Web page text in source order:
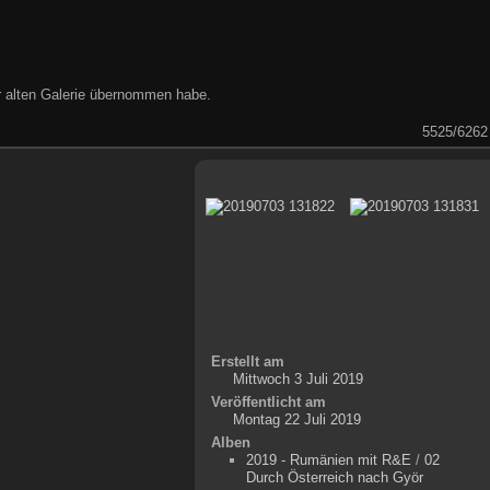
Galerie übernommen habe.
5525/6262
Erstellt am
Mittwoch 3 Juli 2019
Veröffentlicht am
Montag 22 Juli 2019
Alben
2019 - Rumänien mit R&E /02
Durch Österreich nach Györ